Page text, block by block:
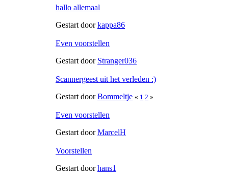
hallo allemaal
Gestart doorkappa86
Even voorstellen
Gestart door Stranger036
Scannergeest uit het verleden :)
Gestart doorBommeltje « 1 2 »
Even voorstellen
Gestart doorMarcelH
Voorstellen
Gestart doorhans1